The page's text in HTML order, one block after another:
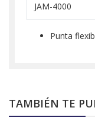
JAM-4000
Punta
TAMBIÉN TE